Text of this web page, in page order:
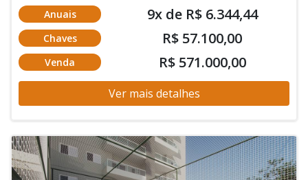
Anuais 9x de R$ 6.344,44
Chaves R$ 57.100,00
Venda R$ 571.000,00
Ver mais detalhes